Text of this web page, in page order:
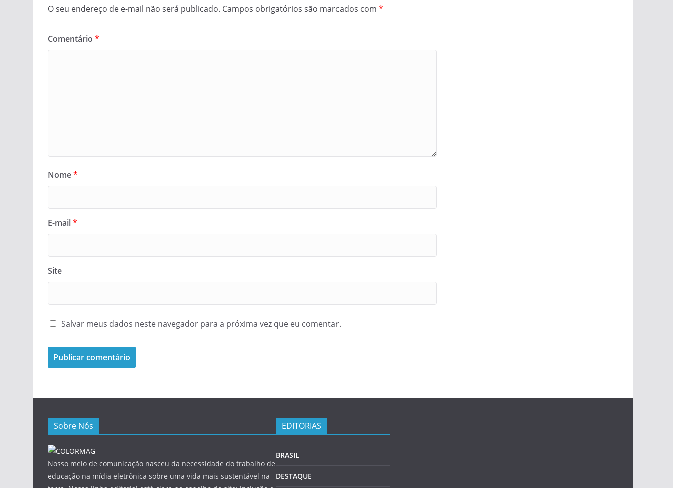
O seu endereço de e-mail não será publicado. Campos obrigatórios são marcados com *
Comentário *
Nome*
E-mail*
Site
Salvar meus dados neste navegador para a próxima vez que eu comentar.
Sobre Nós
Nosso meio de comunicação nasceu da necessidade do trabalho de
educação na mídia eletrônica sobre uma vida mais sustentável na
EDITORIAS
BRASIL
DESTAQUE